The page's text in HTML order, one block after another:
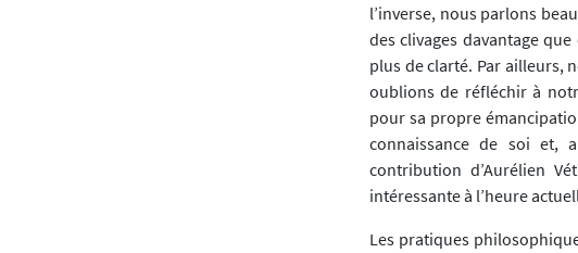
l’inverse, nous parlons
des clivages davantage
plus de clarté. Par ailleurs,
oublions de réfléchir à
pour sa propre
connaissance de soi et,
contribution d’Aurélien
intéressante à l’heure
Les pratiques